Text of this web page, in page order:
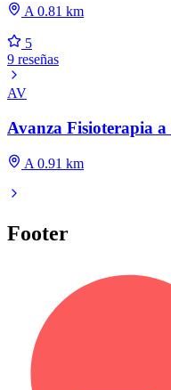
A 0.81 km
5
9 reseñas
AV
Avanza Fisioterapia
A 0.91 km
Footer